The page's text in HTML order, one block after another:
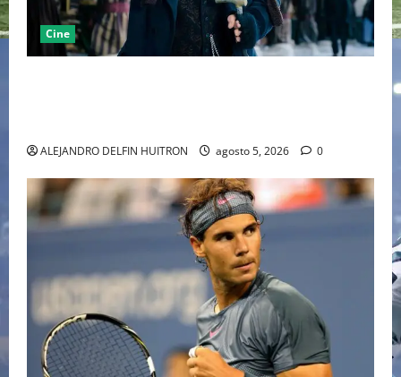
Cine
ALEJANDRO DELFIN HUITRON agosto 5, 2026 0